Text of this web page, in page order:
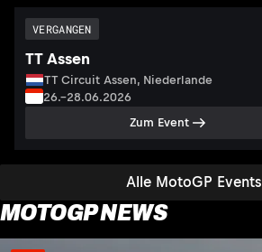
Alle MotoGP Events
VERGANGEN
TT Assen
TT Circuit Assen, Niederlande
26.–28.06.2026
Zum Event
MOTOGP NEWS